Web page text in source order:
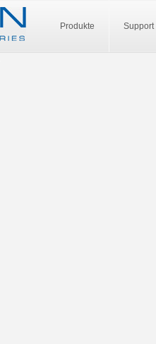
Produkte Support